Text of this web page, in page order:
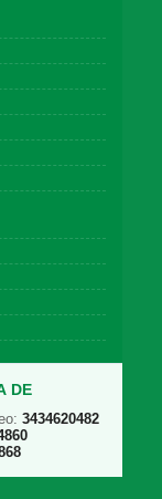
DE
3434620482